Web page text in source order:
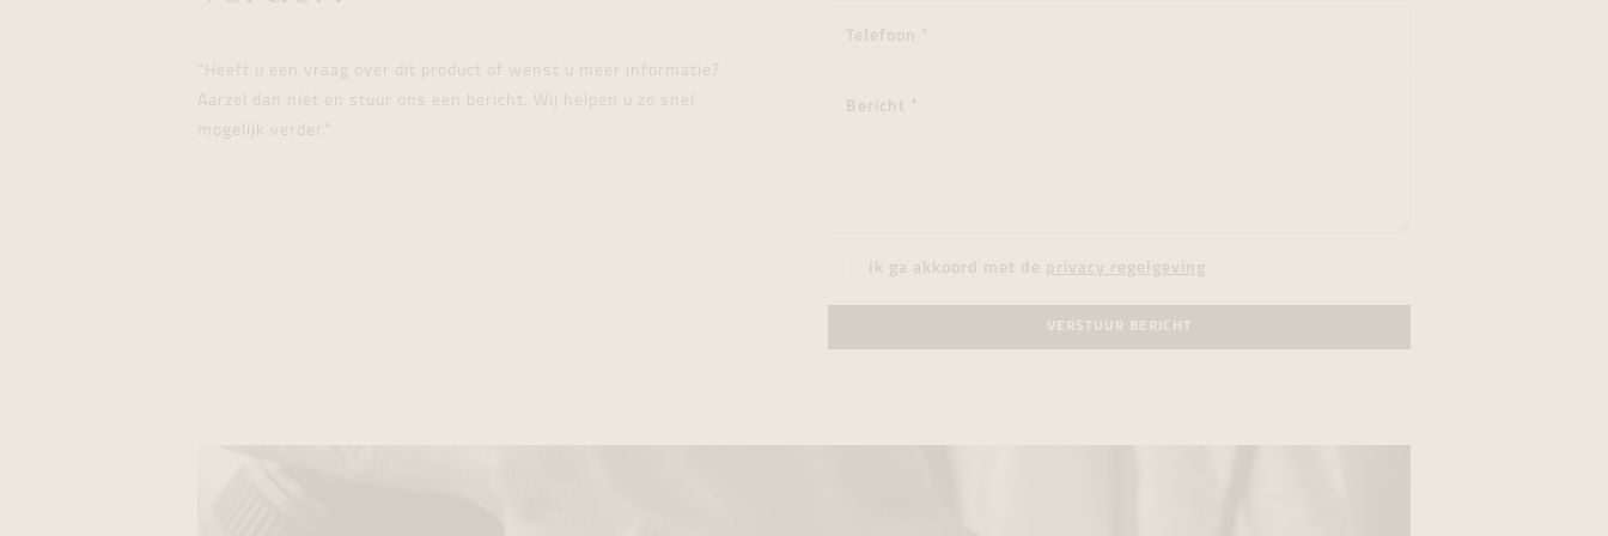
"Heeft u een vraag over dit product of wenst u meer informatie?
Aarzel dan niet en stuur ons een bericht. Wij helpen u zo snel
mogelijk verder."
Ik ga akkoord met de privacy regelgeving
VERSTUUR BERICHT